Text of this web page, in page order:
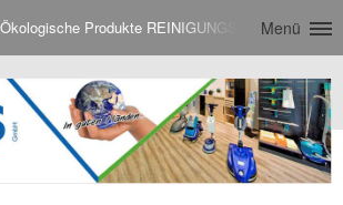
Produkte REINIGUNGSBEDARF
Menü